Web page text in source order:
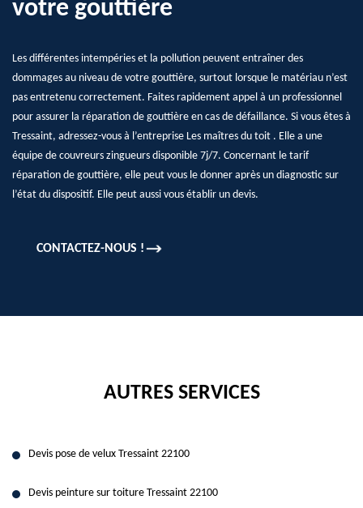
votre gouttière
Les différentes intempéries et la pollution peuvent entraîner des
dommages au niveau de votre gouttière, surtout lorsque le matériau n’est
pas entretenu correctement. Faites rapidement appel à un professionnel
pour assurer la réparation de gouttière en cas de défaillance. Si vous êtes à
Tressaint, adressez-vous à l’entreprise Les maîtres du toit . Elle a une
équipe de couvreurs zingueurs disponible 7j/7. Concernant le tarif
réparation de gouttière, elle peut vous le donner après un diagnostic sur
l’état du dispositif. Elle peut aussi vous établir un devis.
CONTACTEZ-NOUS !
AUTRES SERVICES
Devis pose de velux Tressaint 22100
Devis peinture sur toiture Tressaint 22100